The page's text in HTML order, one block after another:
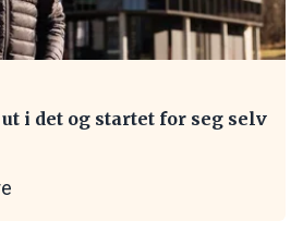
ut i det og startet for seg selv